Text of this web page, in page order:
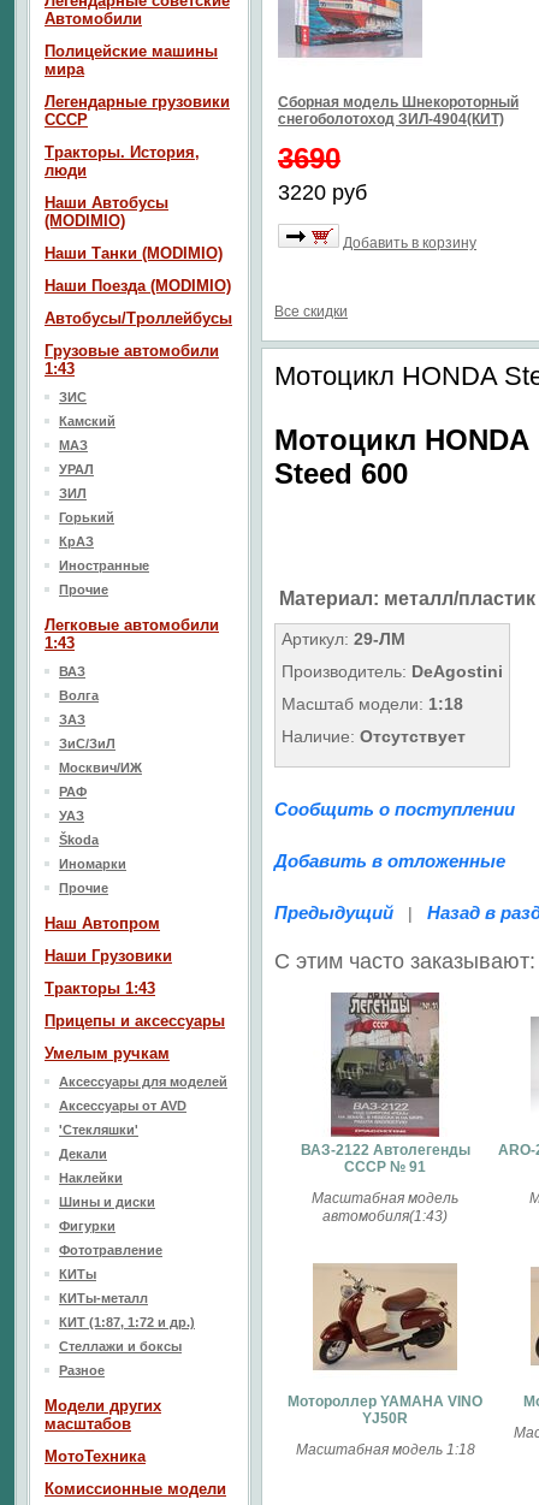
Сборная модель Шнекороторный
снегоболотоход ЗИЛ-4904(КИТ)
3690
3220 руб
Добавить в корзину
Все скидки
Мотоцикл HONDA
Мотоцикл HONDA
Steed 600
Материал: металл/пластик
Артикул: 29-ЛМ
Производитель: DeAgostini
Масштаб модели: 1:18
Наличие: Отсутствует
Сообщить о поступлении
Добавить в отложенные
Предыдущий | Назад в
С этим часто заказывают:
ВАЗ-2122 Автолегенды
СССР № 91
Масштабная модель
автомобиля(1:43)
Мотороллер YAMAHA VINO
YJ50R
Масштабная модель 1:18
Автомобили
Полицейские машины
мира
Легендарные грузовики
СССР
Тракторы. История,
люди
Наши Автобусы
(MODIMIO)
Наши Танки (MODIMIO)
Наши Поезда (MODIMIO)
Автобусы/Троллейбусы
Грузовые автомобили
1:43
ЗИС
Камский
МАЗ
УРАЛ
ЗИЛ
Горький
КрАЗ
Иностранные
Прочие
Легковые автомобили
1:43
ВАЗ
Волга
ЗАЗ
ЗиС/ЗиЛ
Москвич/ИЖ
РАФ
УАЗ
Škoda
Иномарки
Прочие
Наш Aвтопром
Наши Грузовики
Тракторы 1:43
Прицепы и аксессуары
Умелым ручкам
Аксессуары для моделей
Аксессуары от AVD
'Стекляшки'
Декали
Наклейки
Шины и диски
Фигурки
Фототравление
КИТы
КИТы-металл
КИТ (1:87, 1:72 и др.)
Стеллажи и боксы
Разное
Модели других
масштабов
МотоТехника
Комиссионные модели